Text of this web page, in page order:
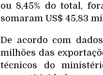
ou 8,45% do total,
somaram US$ 45,83
De acordo com
milhões das
técnicos do